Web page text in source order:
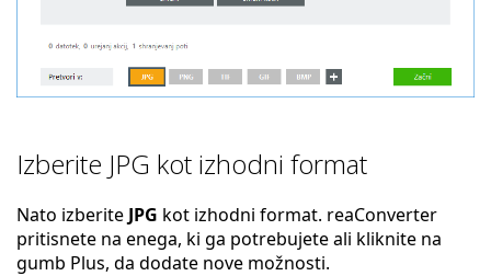
Izberite JPG kot izhodni format
Nato izberite JPG kot izhodni format. reaConverter
pritisnete na enega, ki ga potrebujete ali kliknite na
gumb Plus, da dodate nove možnosti.